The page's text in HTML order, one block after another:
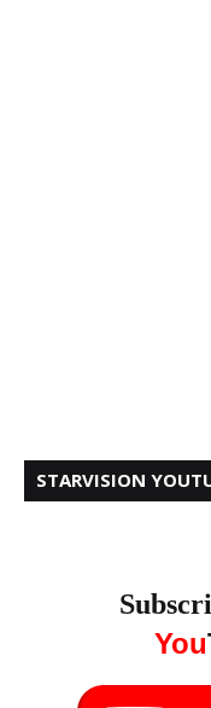
STARVISION
You